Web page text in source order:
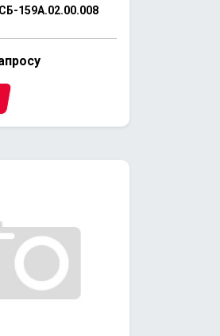
СБ-159А.02.00.008